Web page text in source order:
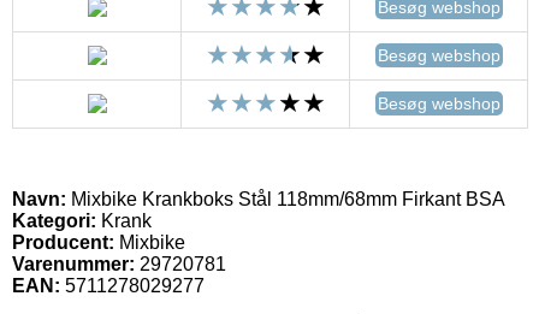
Besøg webshop
Besøg webshop
Besøg webshop
Navn: Mixbike Krankboks Stål 118mm/68mm Firkant BSA
Kategori: Krank
Producent: Mixbike
Varenummer: 29720781
EAN: 5711278029277